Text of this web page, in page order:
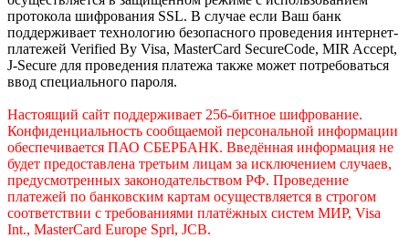
протокола шифрования SSL. В случае если Ваш банк
поддерживает технологию безопасного проведения интернет-
платежей Verified By Visa, MasterCard SecureCode, MIR Accept,
J-Secure для проведения платежа также может потребоваться
ввод специального пароля.
Настоящий сайт поддерживает 256-битное шифрование.
Конфиденциальность сообщаемой персональной информации
обеспечивается ПАО СБЕРБАНК. Введённая информация не
будет предоставлена третьим лицам за исключением случаев,
предусмотренных законодательством РФ. Проведение
платежей по банковским картам осуществляется в строгом
соответствии с требованиями платёжных систем МИР, Visa
Int., MasterCard Europe Sprl, JCB.